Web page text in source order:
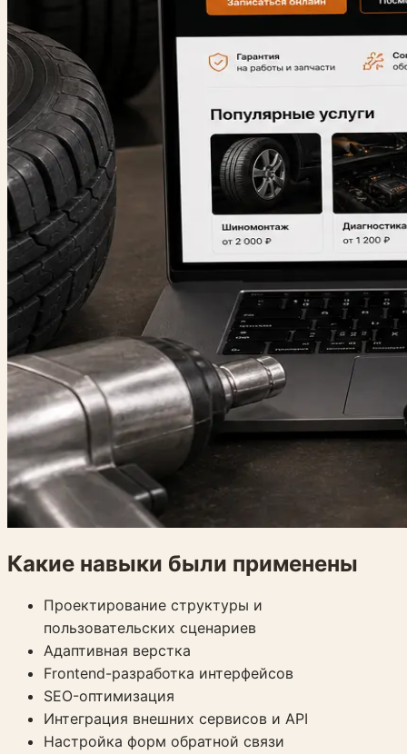
Какие навыки были применены
Проектирование структуры и
пользовательских сценариев
Адаптивная верстка
Frontend-разработка интерфейсов
SEO-оптимизация
Интеграция внешних сервисов и API
Настройка форм обратной связи